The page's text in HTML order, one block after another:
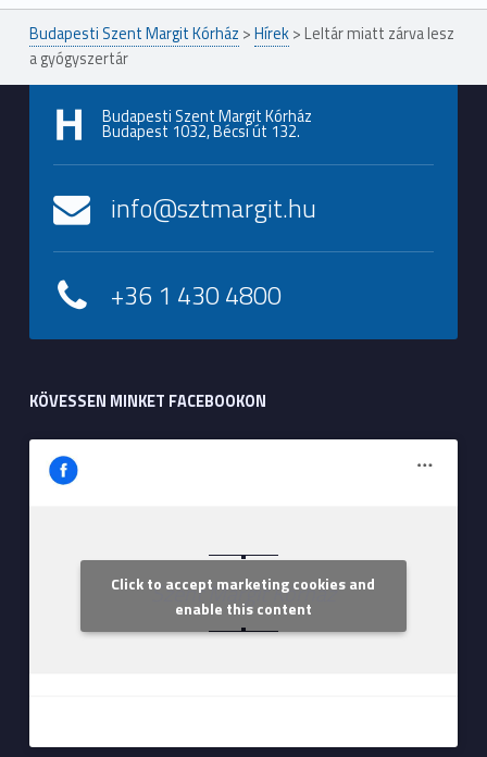
Budapesti Szent Margit Kórház >Hírek> Leltár miatt zárva lesz
a gyógyszertár
Budapesti Szent Margit Kórház
Budapest 1032, Bécsi út 132.
info@sztmargit.hu
+36 1 430 4800
KÖVESSEN MINKET FACEBOOKON
Szent Margit Kórház
Click to accept marketing cookies and
enable this content